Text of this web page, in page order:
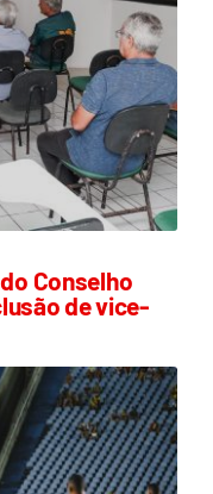
Conselho
de vice-